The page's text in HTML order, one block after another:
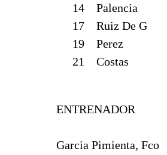
14
Palencia
17
Ruiz De G
19
Perez
21
Costas
ENTRENADOR
Garcia Pimienta, Fco